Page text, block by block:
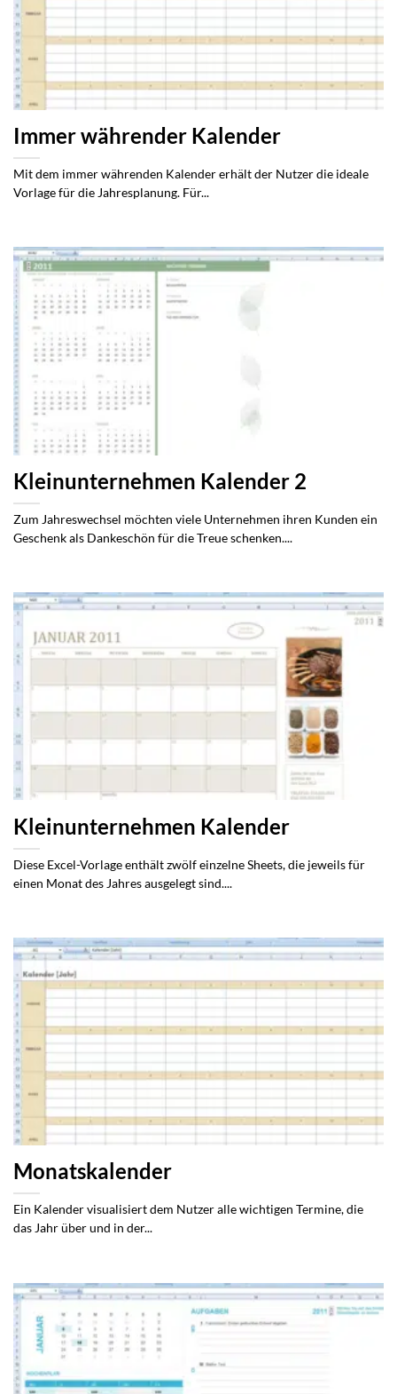
Immer währender Kalender
Mit dem immer währenden Kalender erhält der Nutzer die ideale
Vorlage für die Jahresplanung. Für...
Kleinunternehmen Kalender 2
Zum Jahreswechsel möchten viele Unternehmen ihren Kunden ein
Geschenk als Dankeschön für die Treue schenken....
Kleinunternehmen Kalender
Diese Excel-Vorlage enthält zwölf einzelne Sheets, die jeweils für
einen Monat des Jahres ausgelegt sind....
Monatskalender
Ein Kalender visualisiert dem Nutzer alle wichtigen Termine, die
das Jahr über und in der...